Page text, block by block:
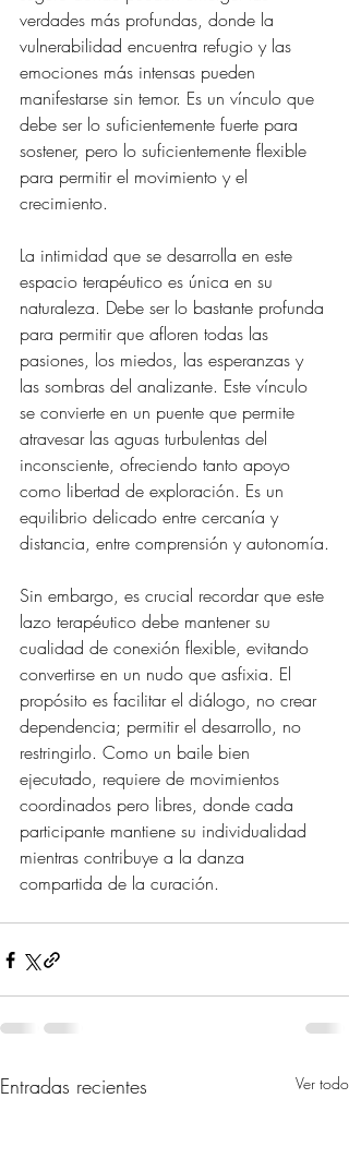
verdades más profundas, donde la
vulnerabilidad encuentra refugio y las
emociones más intensas pueden
manifestarse sin temor. Es un vínculo que
debe ser lo suficientemente fuerte para
sostener, pero lo suficientemente flexible
para permitir el movimiento y el
crecimiento.
La intimidad que se desarrolla en este
espacio terapéutico es única en su
naturaleza. Debe ser lo bastante profunda
para permitir que afloren todas las
pasiones, los miedos, las esperanzas y
las sombras del analizante. Este vínculo
se convierte en un puente que permite
atravesar las aguas turbulentas del
inconsciente, ofreciendo tanto apoyo
como libertad de exploración. Es un
equilibrio delicado entre cercanía y
distancia, entre comprensión y autonomía.
Sin embargo, es crucial recordar que este
lazo terapéutico debe mantener su
cualidad de conexión flexible, evitando
convertirse en un nudo que asfixia. El
propósito es facilitar el diálogo, no crear
dependencia; permitir el desarrollo, no
restringirlo. Como un baile bien
ejecutado, requiere de movimientos
coordinados pero libres, donde cada
participante mantiene su individualidad
mientras contribuye a la danza
compartida de la curación.
Entradas recientes Ver todo